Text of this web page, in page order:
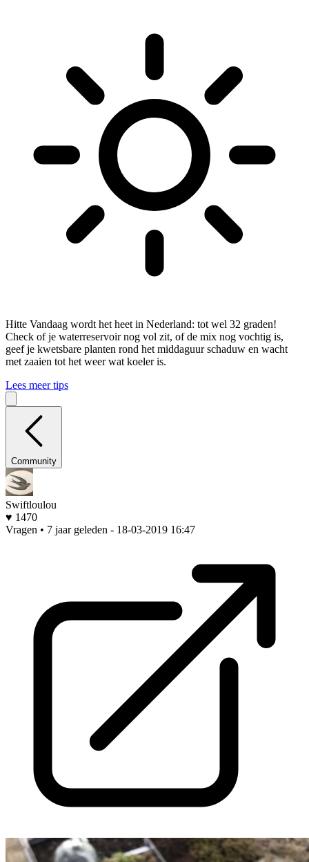
Hitte Vandaag wordt het heet in Nederland: tot wel 32 graden!
Check of je waterreservoir nog vol zit, of de mix nog vochtig is,
geef je kwetsbare planten rond het middaguur schaduw en wacht
met zaaien tot het weer wat koeler is.
Lees meer tips
Community
Swiftloulou
♥ 1470
Vragen • 7 jaar geleden - 18-03-2019 16:47